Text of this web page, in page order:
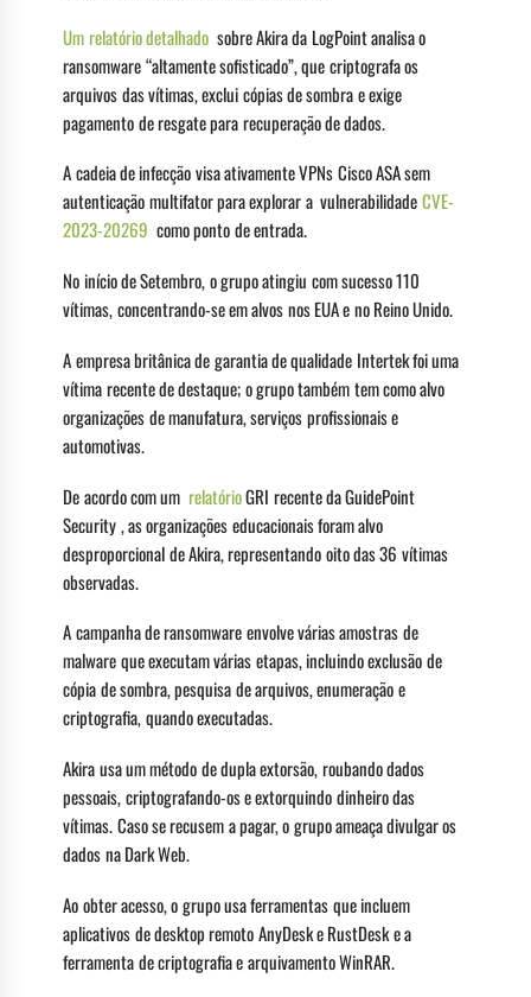
Um relatório detalhado sobre Akira da LogPoint analisa o
ransomware “altamente sofisticado”, que criptografa os
arquivos das vítimas, exclui cópias de sombra e exige
pagamento de resgate para recuperação de dados.
A cadeia de infecção visa ativamente VPNs Cisco ASA sem
autenticação multifator para explorar a vulnerabilidadeCVE-
2023-20269 como ponto de entrada.
No início de Setembro, o grupo atingiu com sucesso 110
vítimas, concentrando-se em alvos nos EUA e no Reino Unido.
A empresa britânica de garantia de qualidade Intertek foi uma
vítima recente de destaque; o grupo também tem como alvo
organizações de manufatura, serviços profissionais e
automotivas.
De acordo com um relatórioGRI recente da GuidePoint
Security , as organizações educacionais foram alvo
desproporcional de Akira, representando oito das 36 vítimas
observadas.
A campanha de ransomware envolve várias amostras de
malware que executam várias etapas, incluindo exclusão de
cópia de sombra, pesquisa de arquivos, enumeração e
criptografia, quando executadas.
Akira usa um método de dupla extorsão, roubando dados
pessoais, criptografando-os e extorquindo dinheiro das
vítimas. Caso se recusem a pagar, o grupo ameaça divulgar os
dados na Dark Web.
Ao obter acesso, o grupo usa ferramentas que incluem
aplicativos de desktop remoto AnyDesk e RustDesk e a
ferramenta de criptografia e arquivamento WinRAR.